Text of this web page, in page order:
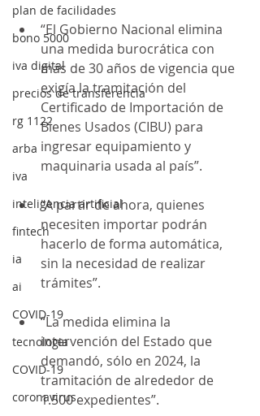
plan de facilidades
bono 5000
iva digital
precios de transferencia
rg 1122
arba
iva
inteligencia artificial
fintech
ia
ai
COVID-19
tecnologia
COVID-19
coronavirus
“El Gobierno Nacional elimina
una medida burocrática con
más de 30 años de vigencia que
exigía la tramitación del
Certificado de Importación de
Bienes Usados (CIBU) para
ingresar equipamiento y
maquinaria usada al país”.
“A partir de ahora, quienes
necesiten importar podrán
hacerlo de forma automática,
sin la necesidad de realizar
trámites”.
“La medida elimina la
intervención del Estado que
demandó, sólo en 2024, la
tramitación de alrededor de
1.500 expedientes”.